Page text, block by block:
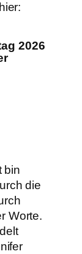
2026
bin
die
Worte.